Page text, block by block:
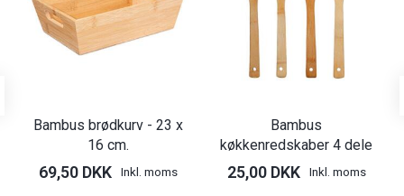
Bambus brødkurv - 23 x
16 cm.
69,50 DKK Inkl. moms
Bambus
køkkenredskaber 4 dele
25,00 DKK Inkl. moms